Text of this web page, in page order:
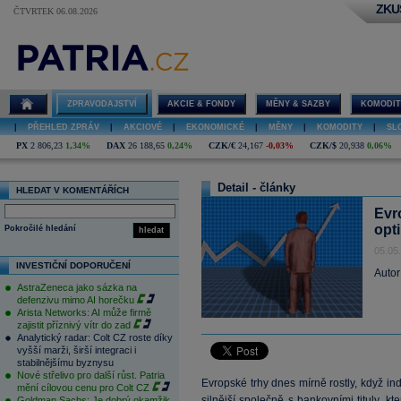
ČTVRTEK 06.08.2026
ZPRAVODAJSTVÍ AKCIE & FONDY MĚNY & SAZBY
PŘEHLED ZPRÁV AKCIOVÉ EKONOMICKÉ MĚNY KOMODITY
PX 2 806,23 1,34% DAX 26 188,65 0,24% CZK/€ 24,167 -0,03% CZK/$ 20,938 0,06%
HLEDAT V KOMENTÁŘÍCH
hledat
Pokročilé hledání
INVESTIČNÍ DOPORUČENÍ
AstraZeneca jako sázka na
defenzivu mimo AI horečku
Arista Networks: AI může firmě
zajistit příznivý vítr do zad
Analytický radar: Colt CZ roste díky
vyšší marži, širší integraci i
stabilnějšímu byznysu
Nové střelivo pro další růst. Patria
mění cílovou cenu pro Colt CZ
Detail - články
Evropské trhy dnes mírně rostly, když